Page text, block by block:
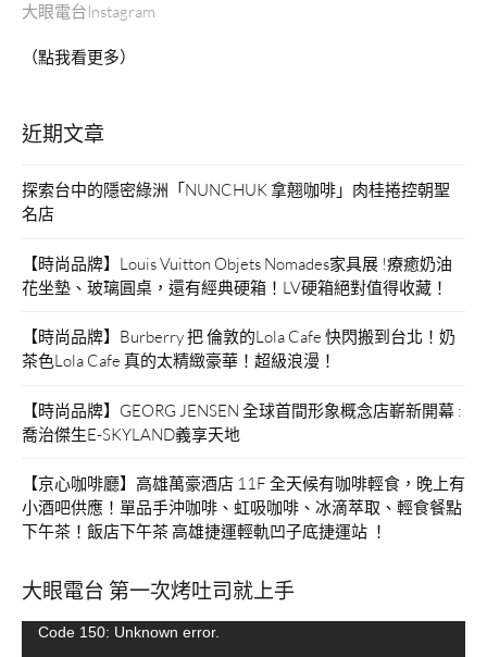
大眼電台Instagram
（點我看更多）
近期文章
探索台中的隱密綠洲「NUNCHUK 拿翹咖啡」肉桂捲控朝聖
名店
【時尚品牌】Louis Vuitton Objets Nomades家具展 !療癒奶油
花坐墊、玻璃圓桌，還有經典硬箱！LV硬箱絕對值得收藏！
【時尚品牌】Burberry 把 倫敦的Lola Cafe 快閃搬到台北！奶
茶色Lola Cafe 真的太精緻豪華！超級浪漫！
【時尚品牌】GEORG JENSEN 全球首間形象概念店嶄新開幕 :
喬治傑生E-SKYLAND義享天地
【京心咖啡廳】高雄萬豪酒店 11F 全天候有咖啡輕食，晚上有
小酒吧供應！單品手沖咖啡、虹吸咖啡、冰滴萃取、輕食餐點
下午茶！飯店下午茶 高雄捷運輕軌凹子底捷運站 ！
大眼電台 第一次烤吐司就上手
視Code 150: Unknown error.